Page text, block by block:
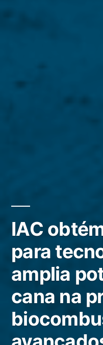
IAC
para
amplia
cana na